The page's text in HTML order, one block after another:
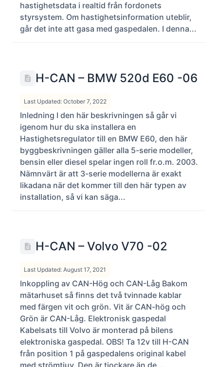
hastighetsdata i realtid från fordonets
styrsystem. Om hastighetsinformation uteblir,
går det inte att gasa med gaspedalen. I denna...
H-CAN – BMW 520d E60 -06
Last Updated: October 7, 2022
Inledning I den här beskrivningen så går vi
igenom hur du ska installera en
Hastighetsregulator till en BMW E60, den här
byggbeskrivningen gäller alla 5-serie modeller,
bensin eller diesel spelar ingen roll fr.o.m. 2003.
Nämnvärt är att 3-serie modellerna är exakt
likadana när det kommer till den här typen av
installation, så vi kan säga...
H-CAN – Volvo V70 -02
Last Updated: August 17, 2021
Inkoppling av CAN-Hög och CAN-Låg Bakom
mätarhuset så finns det två tvinnade kablar
med färgen vit och grön. Vit är CAN-hög och
Grön är CAN-Låg. Elektronisk gaspedal
Kabelsats till Volvo är monterad på bilens
elektroniska gaspedal. OBS! Ta 12v till H-CAN
från position 1 på gaspedalens original kabel
med strömtjuv. Den är tjockare än de...